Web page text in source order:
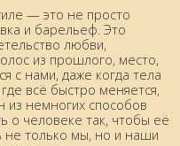
— это не просто
и барельеф. Это
любви,
из прошлого, место,
с нами, даже когда тела
всё быстро меняется,
из немногих способов
о человеке так, чтобы её
не только мы, но и наши